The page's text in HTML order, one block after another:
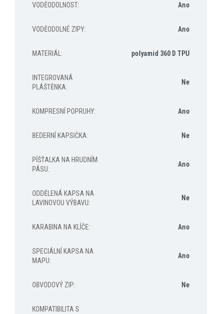
VODĚODOLNOST: Ano
VODĚODOLNÉ ZIPY: Ano
MATERIÁL : polyamid 360 D TPU
INTEGROVANÁ
PLÁŠTĚNKA:
Ne
KOMPRESNÍ POPRUHY: Ano
BEDERNÍ KAPSIČKA: Ne
PÍŠŤALKA NA HRUDNÍM
PÁSU:
Ano
ODDĚLENÁ KAPSA NA
LAVINOVOU VÝBAVU:
Ne
KARABINA NA KLÍČE: Ano
SPECIÁLNÍ KAPSA NA
MAPU:
Ano
OBVODOVÝ ZIP: Ne
KOMPATIBILITA S